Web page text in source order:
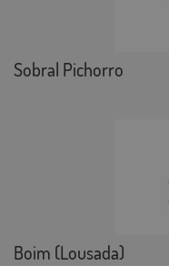
Sobral Pichorro
Boim (Lousada)